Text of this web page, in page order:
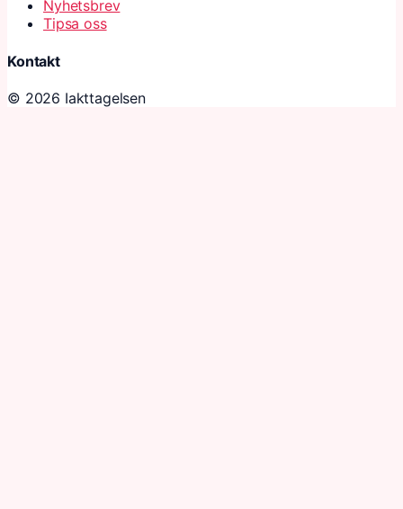
Nyhetsbrev
Tipsa oss
Kontakt
© 2026 Iakttagelsen